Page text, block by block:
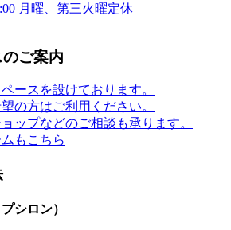
月曜、第三火曜定休
ご案内
ースを設けております。
の方はご利用ください。
ップなどのご相談も承ります。
もこちら
シロン）